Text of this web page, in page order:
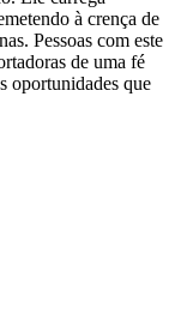
à crença de
Pessoas com este
de uma fé
oportunidades que